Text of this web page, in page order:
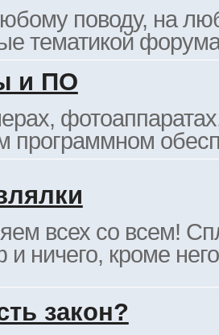
поводу, на
тематикой
и ПО
программном
всех со всем!
ничего, кроме
закон?